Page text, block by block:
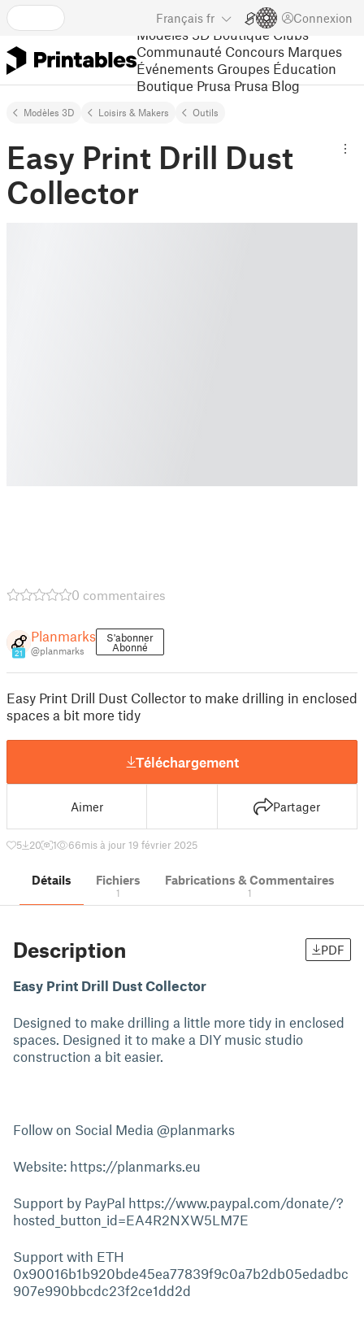
Français fr Connexion
Modèles 3D Boutique Clubs
Communauté Concours Marques
Événements Groupes Éducation
Boutique Prusa Prusa Blog
Modèles 3D Loisirs & Makers Outils
Easy Print Drill Dust
Collector
0 commentaires
21
Planmarks
@planmarks
S'abonner
Abonné
Easy Print Drill Dust Collector to make drilling in enclosed
spaces a bit more tidy
Téléchargement
Aimer Partager
5 20 1 66mis à jour 19 février 2025
Détails Fichiers
1
Fabrications & Commentaires
1
Description PDF
Easy Print Drill Dust Collector
Designed to make drilling a little more tidy in enclosed
spaces. Designed it to make a DIY music studio
construction a bit easier.
Follow on Social Media @planmarks
Website: https://planmarks.eu
Support by PayPal https://www.paypal.com/donate/?
hosted_button_id=EA4R2NXW5LM7E
Support with ETH
0x90016b1b920bde45ea77839f9c0a7b2db05edadbc
907e990bbcdc23f2ce1dd2d